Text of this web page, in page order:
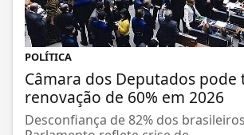
POLÍTICA
Câmara dos Deputados pode
renovação de 60% em 2026
Desconfiança de 82% dos